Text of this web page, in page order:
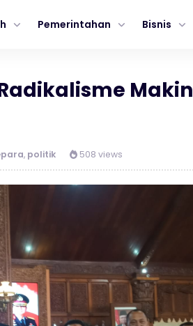
Pemerintahan Bisnis
Makin
, politik 508 views